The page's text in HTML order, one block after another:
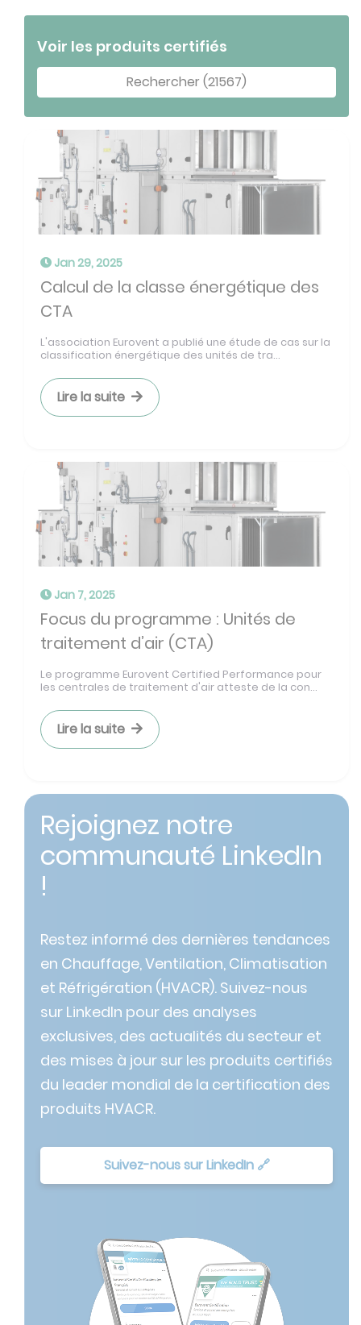
Voir les produits certifiés
Rechercher (21567)
Jan 29, 2025
Calcul de la classe énergétique des
CTA
L'association Eurovent a publié une étude de cas sur la
classification énergétique des unités de tra...
Lire la suite
Jan 7, 2025
Focus du programme : Unités de
traitement d’air (CTA)
Le programme Eurovent Certified Performance pour
les centrales de traitement d'air atteste de la con...
Lire la suite
Rejoignez notre
communauté LinkedIn
!
Restez informé des dernières tendances
en Chauffage, Ventilation, Climatisation
et Réfrigération (HVACR). Suivez-nous
sur LinkedIn pour des analyses
exclusives, des actualités du secteur et
des mises à jour sur les produits certifiés
du leader mondial de la certification des
produits HVACR.
Suivez-nous sur LinkedIn 🔗